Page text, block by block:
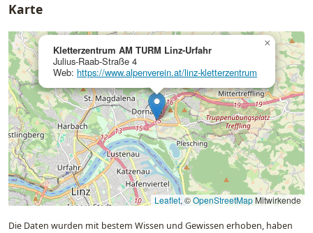
Karte
Kletterzentrum AM TURM Linz-Urfahr
Julius-Raab-Straße 4
Web: https://www.alpenverein.at/linz-kletterzentrum
×
Leaflet, ©OpenStreetMap Mitwirkende
Die Daten wurden mit bestem Wissen und Gewissen erhoben, haben